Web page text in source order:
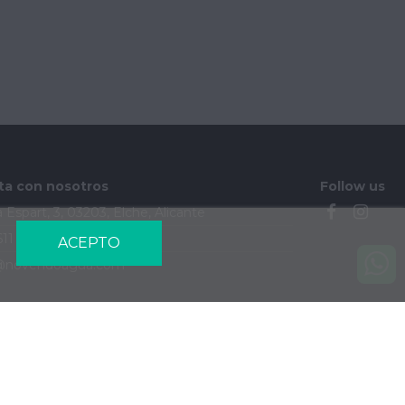
con nosotros
Espart, 3, 03203, Elche, Alicante
184 202ACEPTO
Follow us